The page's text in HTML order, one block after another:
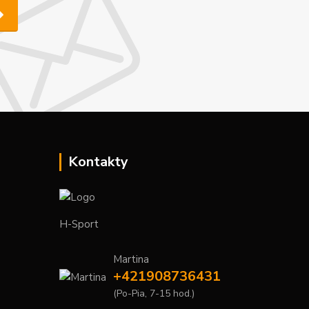
Kontakty
H-Sport
Martina
+421908736431
(Po-Pia, 7-15 hod.)